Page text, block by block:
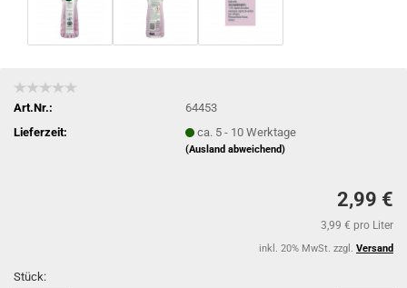
Art.Nr.:
64453
Lieferzeit:
ca. 5 - 10 Werktage
(Ausland abweichend)
2,99 €
3,99 € pro Liter
inkl. 20% MwSt. zzgl. Versand
Stück: